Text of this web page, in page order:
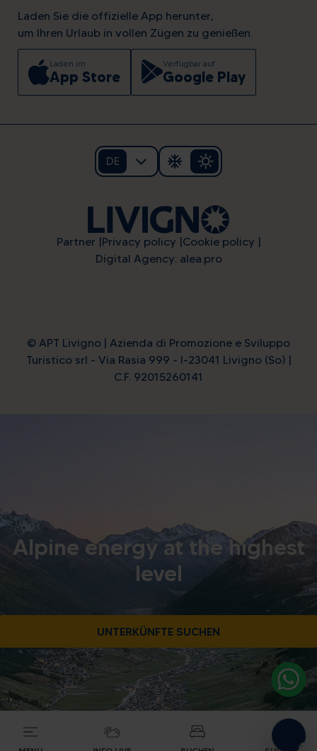
Laden Sie die offizielle App herunter,
um Ihren Urlaub in vollen Zügen zu genießen.
Laden im
App Store
Verfügbar auf
Google Play
DE
Partner Privacy policy Cookie policy
Digital Agency: alea.pro
© APT Livigno | Azienda di Promozione e Sviluppo
Turistico srl - Via Rasia 999 - I-23041 Livigno (So) |
C.F. 92015260141
Alpine energy at the highest
level
UNTERKÜNFTE SUCHEN